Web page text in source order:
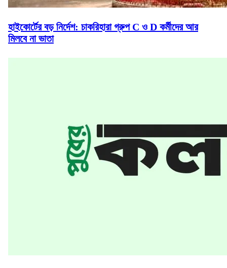
হাইকোর্টের বড় নির্দেশ: চাকরিহারা গ্রুপ C ও D কর্মীদের আর
মিলবে না ভাতা